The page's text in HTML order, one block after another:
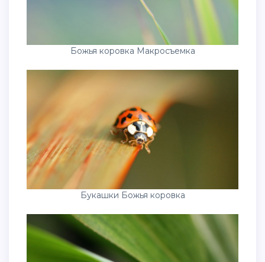
Божья коровка Макросъемка
Букашки Божья коровка